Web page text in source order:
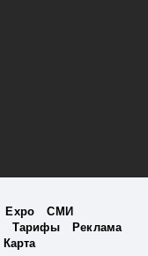
Expo
СМИ
Тарифы
Реклама
Карта